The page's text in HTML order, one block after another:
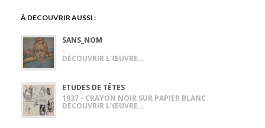
À DECOUVRIR AUSSI :
SANS_NOM
-
DÉCOUVRIR L'ŒUVRE...
ETUDES DE TÊTES
1937 - CRAYON NOIR SUR PAPIER BLANC
DÉCOUVRIR L'ŒUVRE...